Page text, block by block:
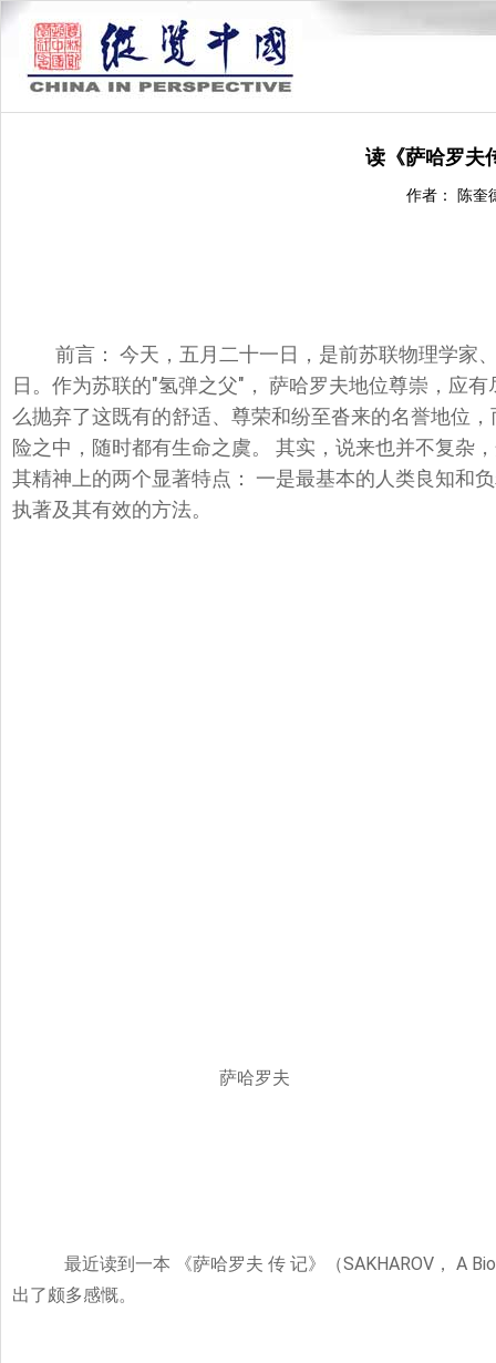
读《萨哈罗夫
作者： 陈奎
前言： 今天，五月二十一日，是前苏联物理学家
日。作为苏联的"氢弹之父"， 萨哈罗夫地位尊崇，应
么抛弃了这既有的舒适、尊荣和纷至沓来的名誉地位
险之中，随时都有生命之虞。 其实，说来也并不复杂
其精神上的两个显著特点： 一是最基本的人类良知和
执著及其有效的方法。
萨哈罗夫
最近读到一本 《萨哈罗夫 传 记》（SAKHAROV ， A
出了颇多感慨。